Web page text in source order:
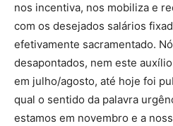
nos incentiva, nos mobiliza e
com os desejados salários
efetivamente sacramentado.
desapontados, nem este
em julho/agosto, até hoje foi
qual o sentido da palavra
estamos em novembro e a